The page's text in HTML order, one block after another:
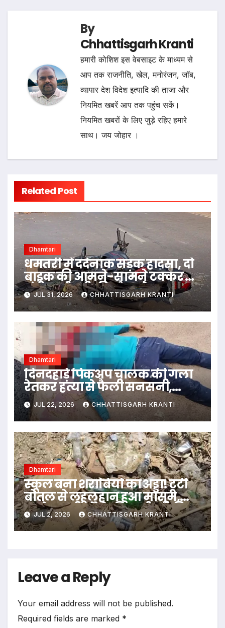
By
Chhattisgarh Kranti
हमारी कोशिश इस वेबसाइट के माध्यम से
आप तक राजनीति, खेल, मनोरंजन, जॉब,
व्यापार देश विदेश इत्यादि की ताजा और
नियमित खबरें आप तक पहुंच सकें।
नियमित खबरों के लिए जुड़े रहिए हमारे
साथ। जय जोहार ।
Related Post
Dhamtari
धमतरी में दर्दनाक सड़क हादसा, दो
बाइक की आमने-सामने टक्कर में
मंडी कर्मचारी की मौत, दो अन्य
घायल…
JUL 31, 2026 CHHATTISGARH KRANTI
Dhamtari
दिनदहाड़े पिकअप चालक की गला
रेतकर हत्या से फैली सनसनी,
हमलावर फरार
JUL 22, 2026 CHHATTISGARH KRANTI
Dhamtari
स्कूल बना शराबियों का अड्डा! टूटी
बोतल से लहूलुहान हुआ मासूम,
भड़के ग्रामीणों ने की कार्रवाई की
मांग
JUL 2, 2026 CHHATTISGARH KRANTI
Leave a Reply
Your email address will not be published.
Required fields are marked *